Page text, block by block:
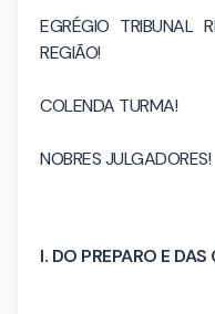
EGRÉGIO TRIBUNAL
REGIÃO!
COLENDA TURMA!
NOBRES JULGADORES!
I. DO PREPARO E